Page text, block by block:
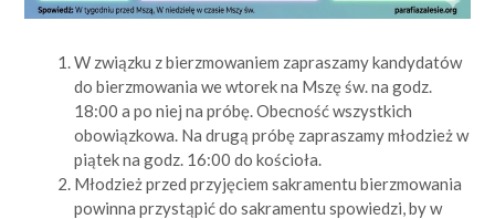
W związku z bierzmowaniem zapraszamy kandydatów
do bierzmowania we wtorek na Mszę św. na godz.
18:00 a po niej na próbę. Obecność wszystkich
obowiązkowa. Na drugą próbę zapraszamy młodzież w
piątek na godz. 16:00 do kościoła.
Młodzież przed przyjęciem sakramentu bierzmowania
powinna przystąpić do sakramentu spowiedzi, by w